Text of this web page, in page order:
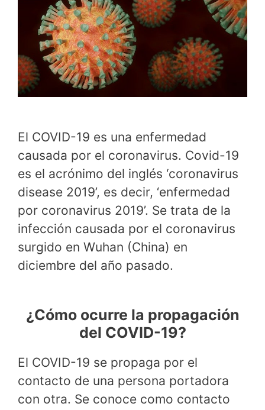
El COVID-19 es una enfermedad
causada por el coronavirus. Covid-19
es el acrónimo del inglés ‘coronavirus
disease 2019’, es decir, ‘enfermedad
por coronavirus 2019’. Se trata de la
infección causada por el coronavirus
surgido en Wuhan (China) en
diciembre del año pasado.
¿Cómo ocurre la propagación
del COVID-19?
El COVID-19 se propaga por el
contacto de una persona portadora
con otra. Se conoce como contacto